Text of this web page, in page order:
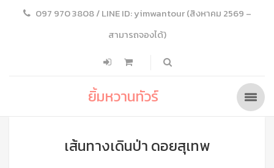
097 970 3808 / LINE ID: yimwantour (สิงหาคม 2569 –
สามารถจองได้)
ยิ้มหวานทัวร์
เส้นทางเดินป่า ดอยสุเทพ